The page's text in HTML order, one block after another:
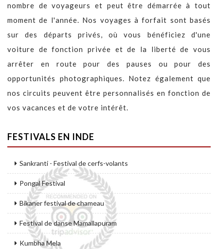
nombre de voyageurs et peut être démarrée à tout
moment de l'année. Nos voyages à forfait sont basés
sur des départs privés, où vous bénéficiez d'une
voiture de fonction privée et de la liberté de vous
arrêter en route pour des pauses ou pour des
opportunités photographiques. Notez également que
nos circuits peuvent être personnalisés en fonction de
vos vacances et de votre intérêt.
FESTIVALS EN INDE
Sankranti - Festival de cerfs-volants
Pongal Festival
Bikaner festival de chameau
Festival de danse Mamallapuram
Kumbha Mela